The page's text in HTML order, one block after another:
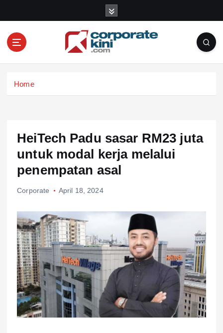
o
Home
HeiTech Padu sasar RM23 juta
untuk modal kerja melalui
penempatan asal
Corporate April 18, 2024